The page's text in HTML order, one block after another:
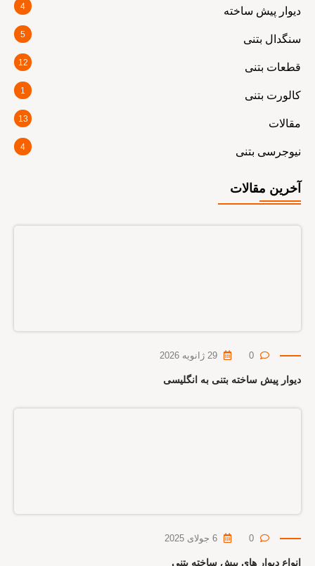
دیوار پیش ساخته 4
سنگدال بتنی 5
قطعات بتنی 12
کالورت بتنی 1
مقالات 13
نیوجرسی بتنی 4
آخرین مقالات
دیوار پیش ساخته بتنی به انگلیسی
انواع دیوار های پیش ساخته بتنی